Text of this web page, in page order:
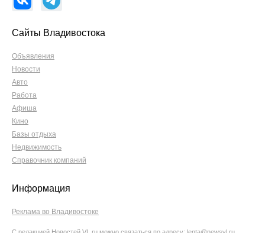
Сайты Владивостока
Объявления
Новости
Авто
Работа
Афиша
Кино
Базы отдыха
Недвижимость
Справочник компаний
Информация
Реклама во Владивостоке